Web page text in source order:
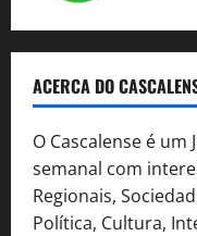
ACERCA DO
O Cascalense é
semanal com
Regionais,
Política, Cultura,